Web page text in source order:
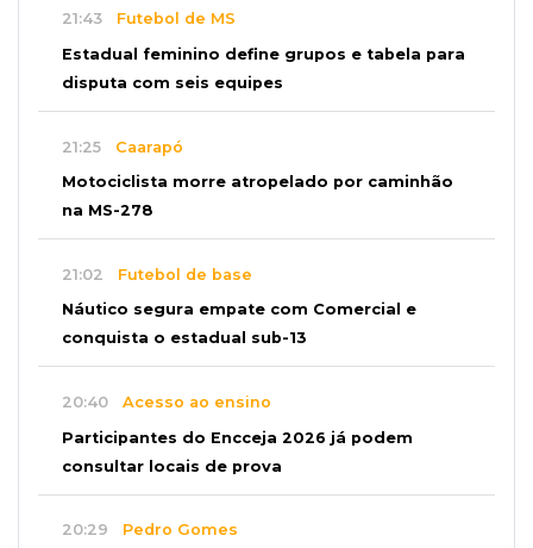
21:43 Futebol de MS
Estadual feminino define grupos e tabela para
disputa com seis equipes
21:25 Caarapó
Motociclista morre atropelado por caminhão
na MS-278
21:02 Futebol de base
Náutico segura empate com Comercial e
conquista o estadual sub-13
20:40 Acesso ao ensino
Participantes do Encceja 2026 já podem
consultar locais de prova
20:29 Pedro Gomes